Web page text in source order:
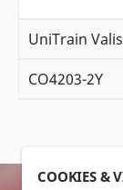
UniTrain
CO4203-2Y
COOKIES &